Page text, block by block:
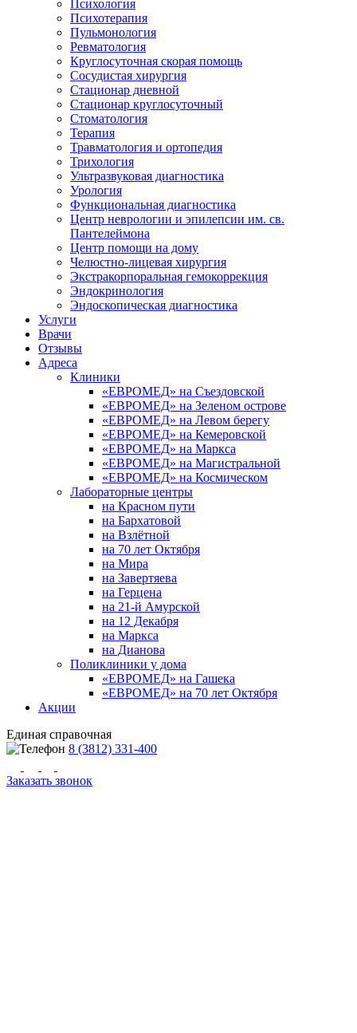
Психология
Психотерапия
Пульмонология
Ревматология
Круглосуточная скорая помощь
Сосудистая хирургия
Стационар дневной
Стационар круглосуточный
Стоматология
Терапия
Травматология и ортопедия
Трихология
Ультразвуковая диагностика
Урология
Функциональная диагностика
Центр неврологии и эпилепсии им. св.
Пантелеймона
Центр помощи на дому
Челюстно-лицевая хирургия
Экстракорпоральная гемокоррекция
Эндокринология
Эндоскопическая диагностика
Услуги
Врачи
Отзывы
Адреса
Клиники
«ЕВРОМЕД» на Съездовской
«ЕВРОМЕД» на Зеленом острове
«ЕВРОМЕД» на Левом берегу
«ЕВРОМЕД» на Кемеровской
«ЕВРОМЕД» на Маркса
«ЕВРОМЕД» на Магистральной
«ЕВРОМЕД» на Космическом
Лабораторные центры
на Красном пути
на Бархатовой
на Взлётной
на 70 лет Октября
на Мира
на Завертяева
на Герцена
на 21-й Амурской
на 12 Декабря
на Маркса
на Дианова
Поликлиники у дома
«ЕВРОМЕД» на Гашека
«ЕВРОМЕД» на 70 лет Октября
Акции
Единая справочная
8 (3812) 331-400
Заказать звонок